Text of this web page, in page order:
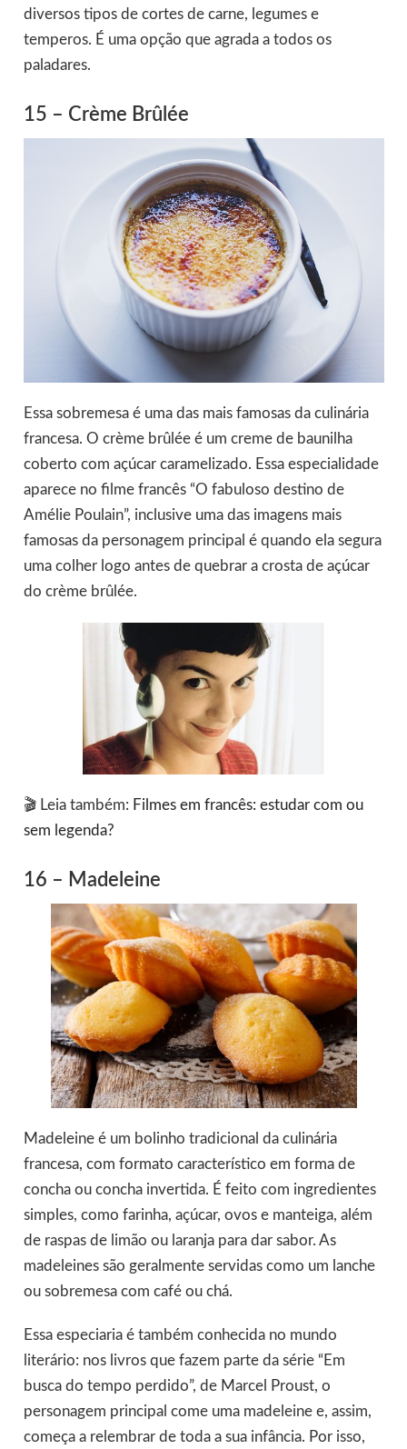
diversos tipos de cortes de carne, legumes e
temperos. É uma opção que agrada a todos os
paladares.
15 – Crème Brûlée
Essa sobremesa é uma das mais famosas da culinária
francesa. O crème brûlée é um creme de baunilha
coberto com açúcar caramelizado. Essa especialidade
aparece no filme francês “O fabuloso destino de
Amélie Poulain”, inclusive uma das imagens mais
famosas da personagem principal é quando ela segura
uma colher logo antes de quebrar a crosta de açúcar
do crème brûlée.
🎬 Leia também: Filmes em francês: estudar com ou
sem legenda?
16 – Madeleine
Madeleine é um bolinho tradicional da culinária
francesa, com formato característico em forma de
concha ou concha invertida. É feito com ingredientes
simples, como farinha, açúcar, ovos e manteiga, além
de raspas de limão ou laranja para dar sabor. As
madeleines são geralmente servidas como um lanche
ou sobremesa com café ou chá.
Essa especiaria é também conhecida no mundo
literário: nos livros que fazem parte da série “Em
busca do tempo perdido”, de Marcel Proust, o
personagem principal come uma madeleine e, assim,
começa a relembrar de toda a sua infância. Por isso,